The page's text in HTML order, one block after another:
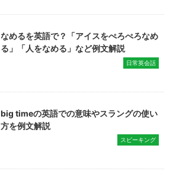
なめるを英語で？「アイスをぺろぺろなめ
る」「人をなめる」など例文解説
日常英会話
big timeの英語での意味やスラングの使い
方を例文解説
スピーキング